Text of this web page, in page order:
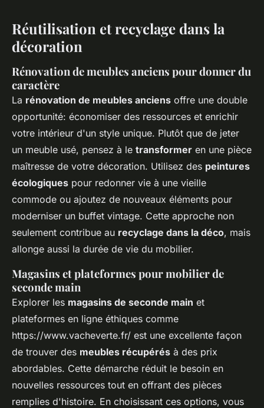
Réutilisation et recyclage dans la
décoration
Rénovation de meubles anciens pour donner du
caractère
La rénovation de meubles anciens offre une double
opportunité: économiser des ressources et enrichir
votre intérieur d'un style unique. Plutôt que de jeter
un meuble usé, pensez à le transformer en une pièce
maîtresse de votre décoration. Utilisez des peintures
écologiques pour redonner vie à une vieille
commode ou ajoutez de nouveaux éléments pour
moderniser un buffet vintage. Cette approche non
seulement contribue au recyclage dans la déco, mais
allonge aussi la durée de vie du mobilier.
Magasins et plateformes pour mobilier de
seconde main
Explorer les magasins de seconde main et
plateformes en ligne éthiques comme
https://www.vacheverte.fr/ est une excellente façon
de trouver des meubles récupérés à des prix
abordables. Cette démarche réduit le besoin en
nouvelles ressources tout en offrant des pièces
remplies d'histoire. En choisissant ces options, vous